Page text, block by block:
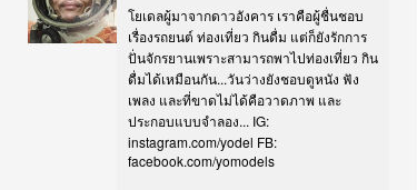
โยเดลผู้มาจากดาวอังคาร เราคือผู้ชื่นชอบ
เรื่องรถยนต์ ท่องเที่ยว กินดื่ม แต่ก็ยังรักการ
ปั่นจักรยานเพราะสามารถพาไปท่องเที่ยว กิน
ดื่มได้เหมือนกัน...วันว่างยังชอบดูหนัง ฟัง
เพลง และที่ขาดไม่ได้คือวาดภาพ และ
ประกอบแบบจำลอง... IG:
instagram.com/yodel FB:
facebook.com/yomodels